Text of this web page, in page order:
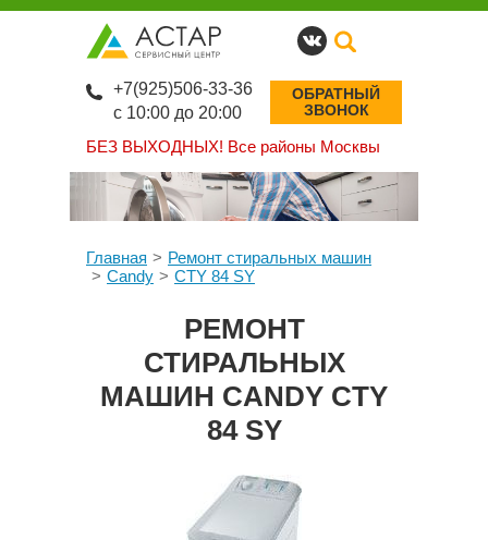
БЕЗ ВЫХОДНЫХ! Все районы Москвы
+7(925)506-33-36
с 10:00 до 20:00
ОБРАТНЫЙ
ЗВОНОК
Главная
Ремонт стиральных машин
Candy
CTY 84 SY
РЕМОНТ
СТИРАЛЬНЫХ
МАШИН CANDY CTY
84 SY